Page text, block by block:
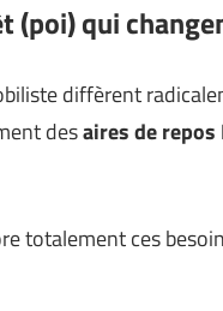
(poi) qui
diffèrent
desaires de
totalement ces